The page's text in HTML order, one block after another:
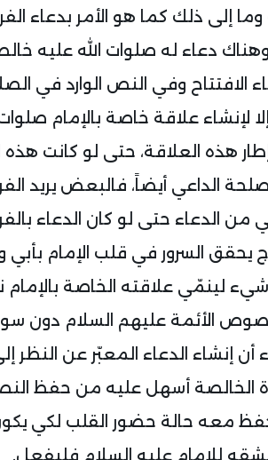
وما إلى ذلك كما هو الأمر بدعاء
وهناك دعاء له صلوات الله عليه
وفي النص الوارد في
إلا لإنشاء علاقة خاصة بالإمام
هذه العلاقة، حتى لو كانت هذه
الداعي أيضاً، فالبعض يريد
من الدعاء حتى لو كان الدعاء
يحقق السرور في قلب الإمام بأبي
لينمّي علاقته الخاصة بالإمام
الأئمة عليهم السلام دون
أن إنشاء الدعاء المعبّر عن النظر
الخالصة أسهل عليه من حفظ النص
يحفظ معه حالة حضور القلب لكي
للإمام عليه السلام فليفعل.